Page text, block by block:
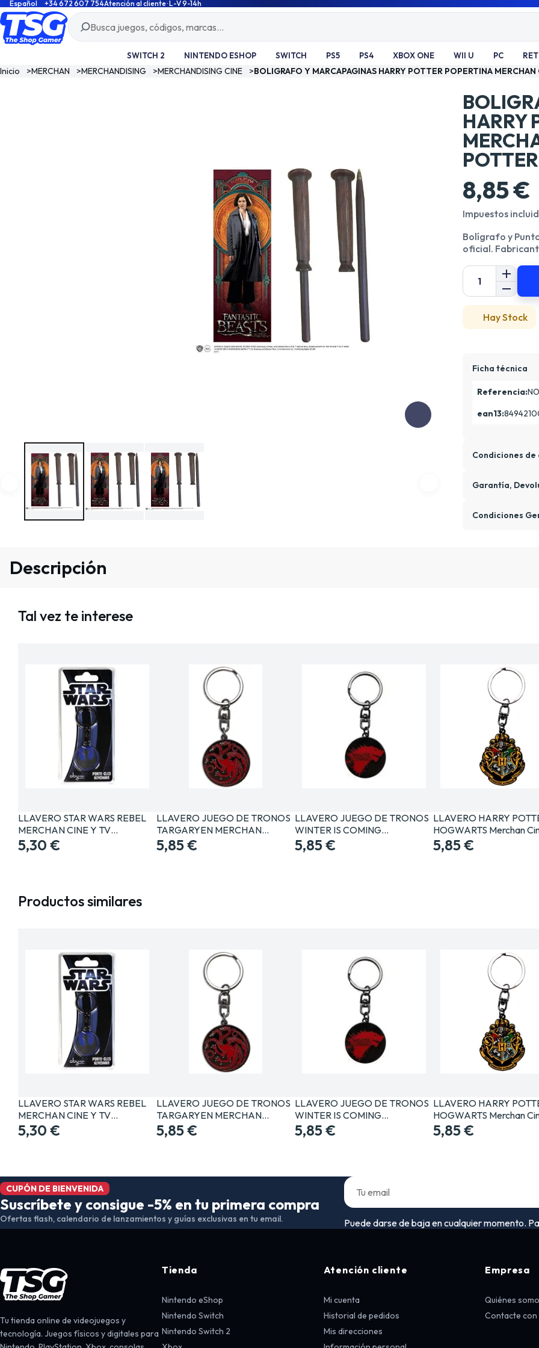
Español +34 672 607 754Atención al cliente · L-V 9-14h
SWITCH 2 NINTENDO ESHOP SWITCH PS5 PS4 XBOX ONE WII U PC
Inicio >MERCHAN >MERCHANDISING >MERCHANDISING CINE >BOLIGRAFO Y MARCAPAGINAS HARRY POTTER POPERTINA
HARRY
POTTER
8,85 €
Impuestos
Bolígrafo y
oficial.
Hay Stock
Ficha técnica
Referencia:
ean13:
Condiciones de
Garantía,
Condiciones
Descripción
Tal vez te interese
LLAVERO STAR WARS REBEL
MERCHAN CINE Y TV…
5,30 €
LLAVERO JUEGO DE TRONOS
TARGARYEN MERCHAN…
5,85 €
LLAVERO JUEGO DE TRONOS
WINTER IS COMING…
5,85 €
LLAVERO HARRY
HOGWARTS Merchan
5,85 €
Productos similares
LLAVERO STAR WARS REBEL
MERCHAN CINE Y TV…
5,30 €
LLAVERO JUEGO DE TRONOS
TARGARYEN MERCHAN…
5,85 €
LLAVERO JUEGO DE TRONOS
WINTER IS COMING…
5,85 €
LLAVERO HARRY
HOGWARTS Merchan
5,85 €
CUPÓN DE BIENVENIDA
Suscríbete y consigue -5% en tu primera compra
Ofertas flash, calendario de lanzamientos y guías exclusivas en tu email. Puede darse de baja en cualquier momento.
Tu tienda online de videojuegos y
tecnología. Juegos físicos y digitales para
Tienda
Nintendo eShop
Nintendo Switch
Nintendo Switch 2
Atención cliente
Mi cuenta
Historial de pedidos
Mis direcciones
Empresa
Quiénes
Contacte